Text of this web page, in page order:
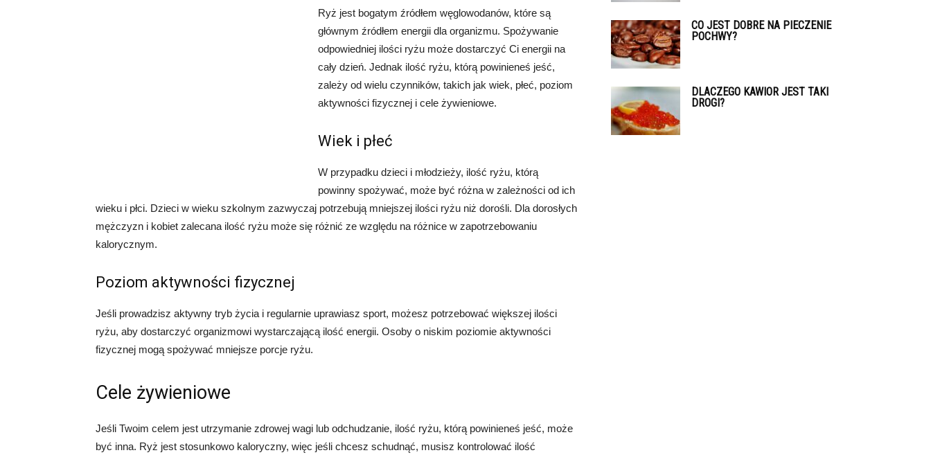
Ryż jest bogatym źródłem węglowodanów, które są
głównym źródłem energii dla organizmu. Spożywanie
odpowiedniej ilości ryżu może dostarczyć Ci energii na
cały dzień. Jednak ilość ryżu, którą powinieneś jeść,
zależy od wielu czynników, takich jak wiek, płeć, poziom
aktywności fizycznej i cele żywieniowe.
Wiek i płeć
W przypadku dzieci i młodzieży, ilość ryżu, którą
powinny spożywać, może być różna w zależności od ich
wieku i płci. Dzieci w wieku szkolnym zazwyczaj potrzebują mniejszej ilości ryżu niż dorośli. Dla dorosłych
mężczyzn i kobiet zalecana ilość ryżu może się różnić ze względu na różnice w zapotrzebowaniu
kalorycznym.
Poziom aktywności fizycznej
Jeśli prowadzisz aktywny tryb życia i regularnie uprawiasz sport, możesz potrzebować większej ilości
ryżu, aby dostarczyć organizmowi wystarczającą ilość energii. Osoby o niskim poziomie aktywności
fizycznej mogą spożywać mniejsze porcje ryżu.
Cele żywieniowe
Jeśli Twoim celem jest utrzymanie zdrowej wagi lub odchudzanie, ilość ryżu, którą powinieneś jeść, może
być inna. Ryż jest stosunkowo kaloryczny, więc jeśli chcesz schudnąć, musisz kontrolować ilość
CO JEST DOBRE NA PIECZENIE
POCHWY?
DLACZEGO KAWIOR JEST TAKI
DROGI?